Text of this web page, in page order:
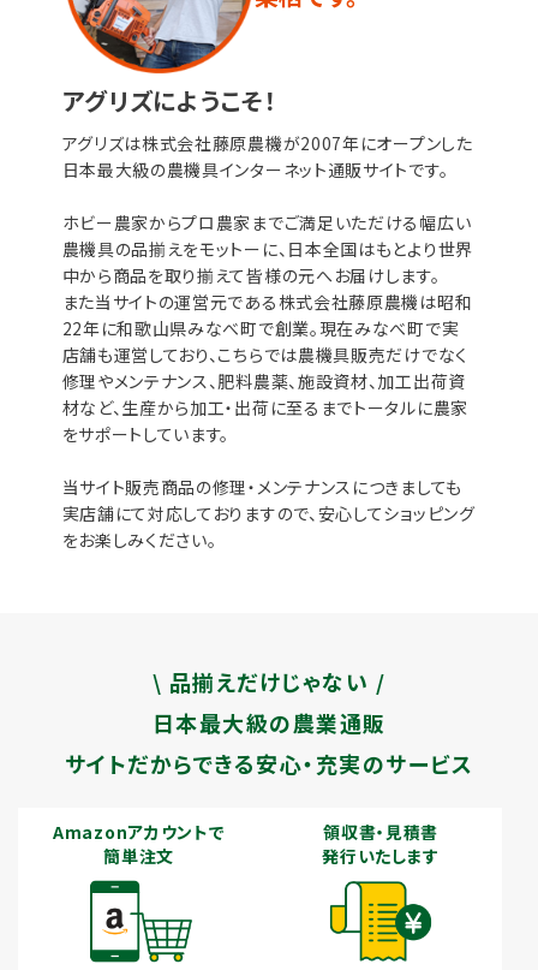
アグリズにようこそ！
アグリズは株式会社藤原農機が2007年にオープンした
日本最大級の農機具インターネット通販サイトです。
ホビー農家からプロ農家までご満足いただける幅広い
農機具の品揃えをモットーに、日本全国はもとより世界
中から商品を取り揃えて皆様の元へお届けします。
また当サイトの運営元である株式会社藤原農機は昭和
22年に和歌山県みなべ町で創業。現在みなべ町で実
店舗も運営しており、こちらでは農機具販売だけでなく
修理やメンテナンス、肥料農薬、施設資材、加工出荷資
材など、生産から加工・出荷に至るまでトータルに農家
をサポートしています。
当サイト販売商品の修理・メンテナンスにつきましても
実店舗にて対応しておりますので、安心してショッピング
をお楽しみください。
\ 品揃えだけじゃない /
日本最大級の農業通販
サイトだからできる安心・充実のサービス
Amazonアカウントで
簡単注文
領収書・見積書
発行いたします